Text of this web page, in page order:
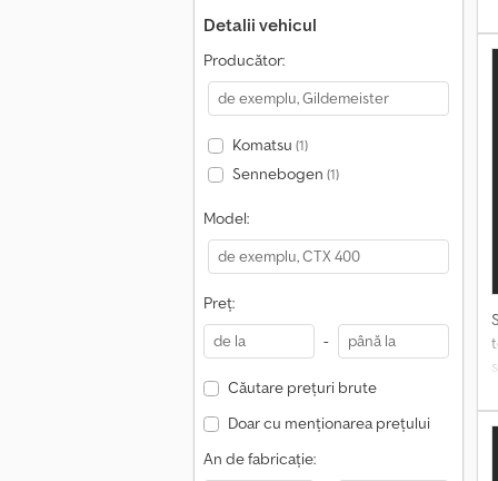
Detalii vehicul
Producător:
Komatsu (1)
Sennebogen (1)
Model:
Preț:
-
Căutare prețuri brute
Doar cu menționarea prețului
An de fabricație: